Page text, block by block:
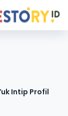
Intip Profil